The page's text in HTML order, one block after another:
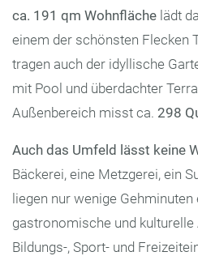
ca. 191 qm Wohnfläche lädt
einem der schönsten Flecken
tragen auch der idyllische
mit Pool und überdachter
Außenbereich misst ca. 298
Auch das Umfeld lässt keine
Bäckerei, eine Metzgerei, ein
liegen nur wenige
gastronomische und kulturelle
Bildungs-, Sport- und